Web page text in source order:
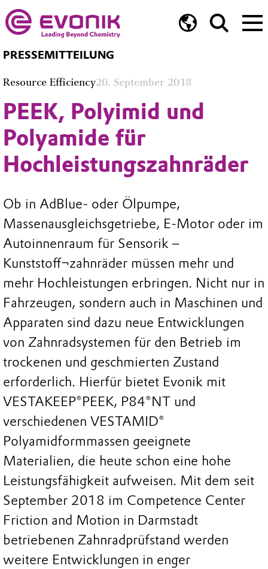
PRESSEMITTEILUNG
Resource Efficiency20. September 2018
PEEK, Polyimid und
Polyamide für
Hochleistungszahnräder
Ob in AdBlue- oder Ölpumpe,
Massenausgleichsgetriebe, E-Motor oder im
Autoinnenraum für Sensorik –
Kunststoff¬zahnräder müssen mehr und
mehr Hochleistungen erbringen. Nicht nur in
Fahrzeugen, sondern auch in Maschinen und
Apparaten sind dazu neue Entwicklungen
von Zahnradsystemen für den Betrieb im
trockenen und geschmierten Zustand
erforderlich. Hierfür bietet Evonik mit
VESTAKEEP®PEEK, P84®NT und
verschiedenen VESTAMID®
Polyamidformmassen geeignete
Materialien, die heute schon eine hohe
Leistungsfähigkeit aufweisen. Mit dem seit
September 2018 im Competence Center
Friction and Motion in Darmstadt
betriebenen Zahnradprüfstand werden
weitere Entwicklungen in enger